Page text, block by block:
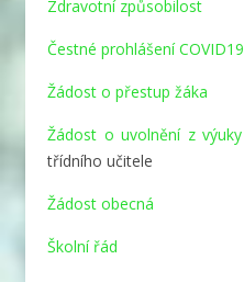
Zdravotní způsobilost
Čestné prohlášení COVID19
Žádost o přestup žáka
Žádost o uvolnění z výuky
třídního učitele
Žádost obecná
Školní řád